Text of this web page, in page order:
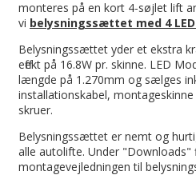
monteres på en kort 4-søjlet lift
vi belysningssættet med 4
Belysningssættet yder et ekstra
effekt på 16.8W pr. skinne. LED
længde på 1.270mm og sælges
installationskabel,
skruer.
Belysningssættet er nemt og
alle autolifte. Under "Downloads"
montagevejledningen til